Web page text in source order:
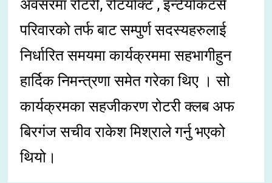
अवसरमा रोटरी, रोटर्याक्ट , इन्टेर्याकटर्स
परिवारको तर्फ बाट सम्पुर्ण सदस्यहरुलाई
निर्धारित समयमा कार्यक्रममा सहभागीहुन
हार्दिक निमन्त्रणा समेत गरेका थिए । सो
कार्यक्रमका सहजीकरण रोटरी क्लब अफ
बिरगंज सचीव राकेश मिश्राले गर्नु भएको
थियो।